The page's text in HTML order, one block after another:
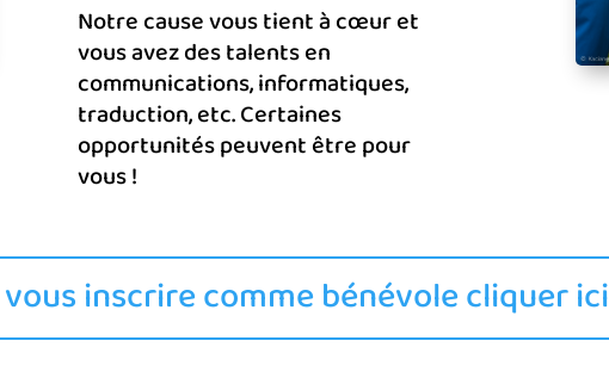
Notre cause vous tient à cœur et
vous avez des talents en
communications, informatiques,
traduction, etc. Certaines
opportunités peuvent être pour
vous !
inscrire comme bénévole cliquer ici